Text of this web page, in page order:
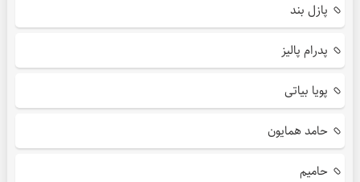
پازل بند
پدرام پالیز
پویا بیاتی
حامد همایون
حامیم